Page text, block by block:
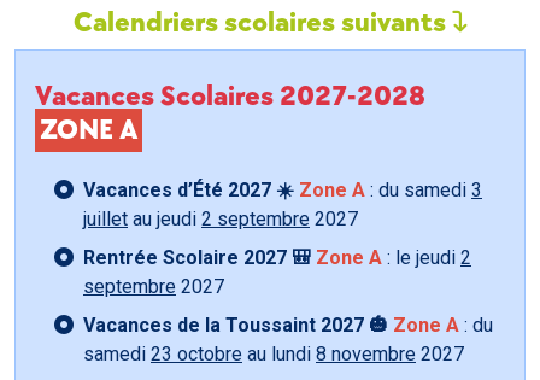
Calendriers scolaires suivants
Vacances Scolaires 2027-2028
ZONE A
Vacances d’Été 2027 ☀️ Zone A : du samedi 3
juillet au jeudi 2 septembre 2027
Rentrée Scolaire 2027 🎒 Zone A : le jeudi 2
septembre 2027
Vacances de la Toussaint 2027 🎃 Zone A : du
samedi 23 octobre au lundi 8 novembre 2027